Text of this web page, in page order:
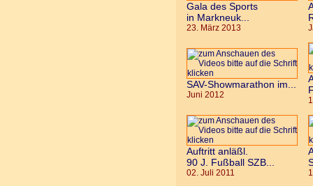
Gala des Sports
in Markneuk...
23. März 2013
SAV-Showmarathon im...
Juni 2012
Auftritt anläßl.
90 J. Fußball SZB...
02. Juli 2011